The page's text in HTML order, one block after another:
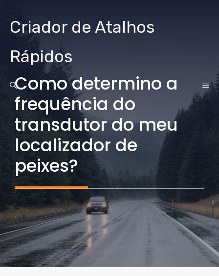
para
conteúdo
Criador de Atalhos
Rápidos
Como determino a
frequência do
transdutor do meu
localizador de
peixes?